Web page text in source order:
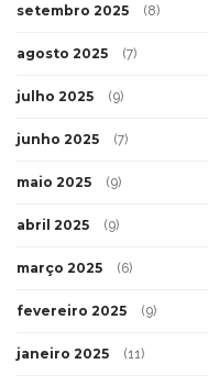
setembro 2025 (8)
agosto 2025 (7)
julho 2025 (9)
junho 2025 (7)
maio 2025 (9)
abril 2025 (9)
março 2025 (6)
fevereiro 2025 (9)
janeiro 2025 (11)